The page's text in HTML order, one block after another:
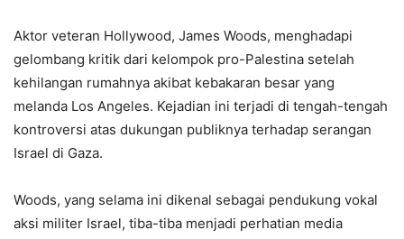
Aktor veteran Hollywood, James Woods, menghadapi
gelombang kritik dari kelompok pro-Palestina setelah
kehilangan rumahnya akibat kebakaran besar yang
melanda Los Angeles. Kejadian ini terjadi di tengah-tengah
kontroversi atas dukungan publiknya terhadap serangan
Israel di Gaza.
Woods, yang selama ini dikenal sebagai pendukung vokal
aksi militer Israel, tiba-tiba menjadi perhatian media